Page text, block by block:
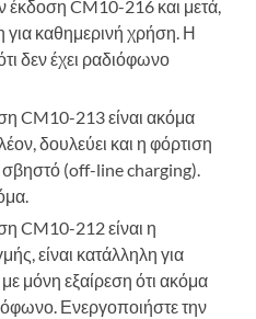
CM10-216 και μετά,
για καθημερινή χρήση. Η
δεν έχει ραδιόφωνο
CM10-213 είναι ακόμα
δουλεύει και η φόρτιση
σβηστό (off-line charging).
CM10-212 είναι η
είναι κατάλληλη για
μόνη εξαίρεση ότι ακόμα
Ενεργοποιήστε την